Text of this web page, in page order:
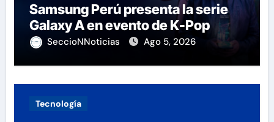
Samsung Perú presenta la serie
Galaxy A en evento de K-Pop
SeccioNNoticias Ago 5, 2026
Tecnología